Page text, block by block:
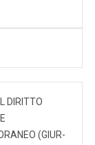
DIRITTO
(GIUR-